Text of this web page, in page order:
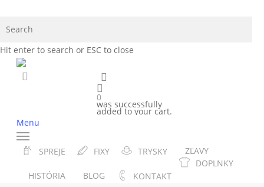
content
Hit enter to search or ESC to close
facebook
0
was successfully
added to your cart.
Menu
SPREJE FIXY TRYSKY
ZĽAVY
DOPLNKY
HISTÓRIA
BLOG KONTAKT
KOŠÍK
KATEGÓRIE